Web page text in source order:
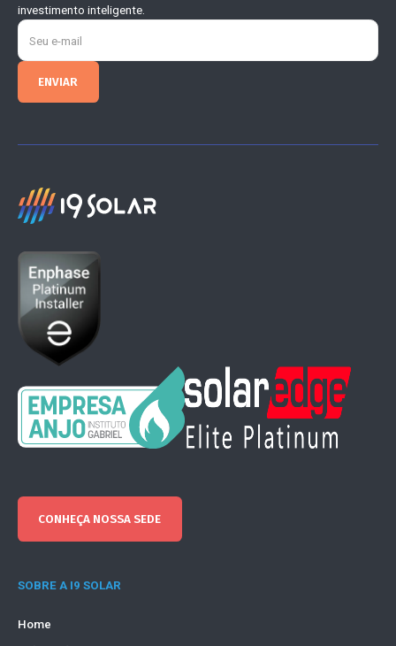
investimento inteligente.
CONHEÇA NOSSA SEDE
SOBRE A I9 SOLAR
Home